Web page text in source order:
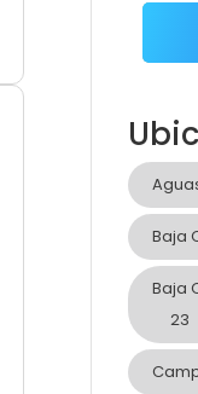
Baja
Baja
23